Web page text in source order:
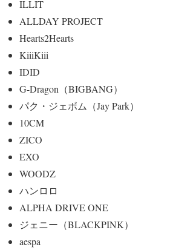
ILLIT
ALLDAY PROJECT
Hearts2Hearts
KiiiKiii
IDID
G-Dragon（BIGBANG）
パク・ジェボム（Jay Park）
10CM
ZICO
EXO
WOODZ
ハンロロ
ALPHA DRIVE ONE
ジェニー（BLACKPINK）
aespa